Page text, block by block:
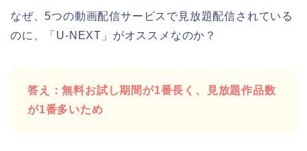
なぜ、5つの動画配信サービスで見放題配信されている
のに、「U-NEXT」がオススメなのか？
答え：無料お試し期間が1番長く、見放題作品数
が1番多いため